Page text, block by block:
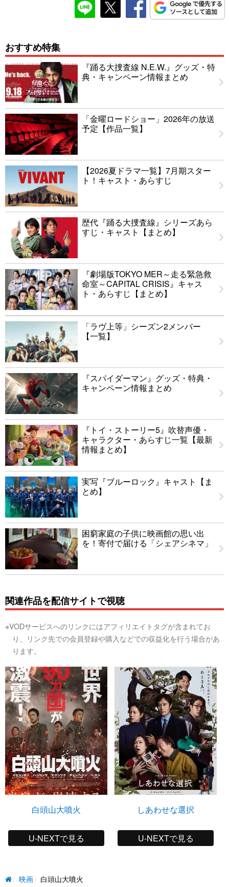
おすすめ特集
『踊る大捜査線 N.E.W.』グッズ・特
典・キャンペーン情報まとめ
「金曜ロードショー」2026年の放送
予定【作品一覧】
【2026夏ドラマ一覧】7月期スター
ト！キャスト・あらすじ
歴代『踊る大捜査線』シリーズあら
すじ・キャスト【まとめ】
『劇場版TOKYO MER～走る緊急救
命室～CAPITAL CRISIS』キャス
ト・あらすじ【まとめ】
「ラヴ上等」シーズン2メンバー
【一覧】
『スパイダーマン』グッズ・特典・
キャンペーン情報まとめ
『トイ・ストーリー5』吹替声優・
キャラクター・あらすじ一覧【最新
情報まとめ】
実写『ブルーロック』キャスト【ま
とめ】
困窮家庭の子供に映画館の思い出
を！寄付で届ける「シェアシネマ」
関連作品を配信サイトで視聴
※VODサービスへのリンクにはアフィリエイトタグが含まれてお
り、リンク先での会員登録や購入などでの収益化を行う場合があ
ります。
白頭山大噴火
U-NEXTで見る
しあわせな選択
U-NEXTで見る
映画 白頭山大噴火